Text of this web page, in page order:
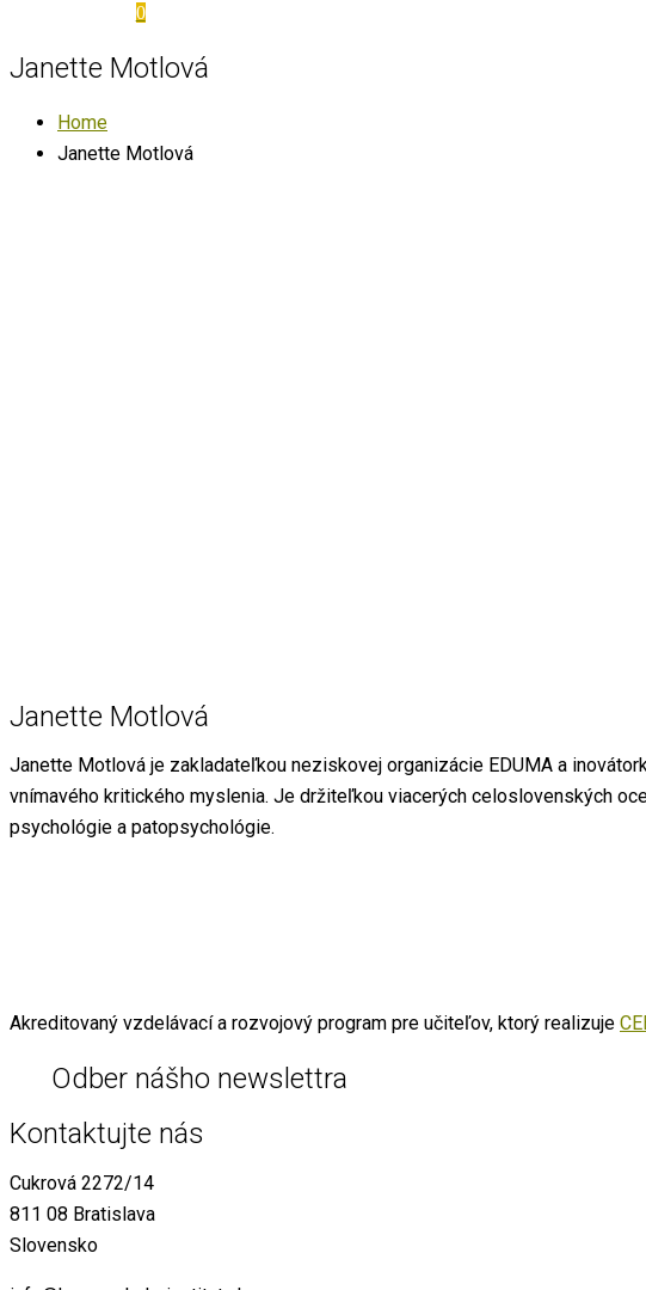
0
Janette Motlová
Home
Janette Motlová
Janette Motlová
Janette Motlová je zakladateľkou neziskovej organizácie EDUMA a
vnímavého kritického myslenia. Je držiteľkou viacerých celoslovenských
psychológie a patopsychológie.
Akreditovaný vzdelávací a rozvojový program pre učiteľov, ktorý realizuje
Odber nášho newslettra
Kontaktujte nás
Cukrová 2272/14
811 08 Bratislava
Slovensko